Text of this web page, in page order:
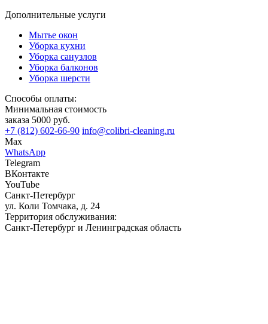
Дополнительные услуги
Мытье окон
Уборка кухни
Уборка санузлов
Уборка балконов
Уборка шерсти
Способы оплаты:
Минимальная стоимость
заказа 5000 руб.
+7 (812) 602-66-90 info@colibri-cleaning.ru
Max
WhatsApp
Telegram
ВКонтакте
YouTube
Санкт-Петербург
ул. Коли Томчака, д. 24
Территория обслуживания:
Санкт-Петербург и Ленинградская область